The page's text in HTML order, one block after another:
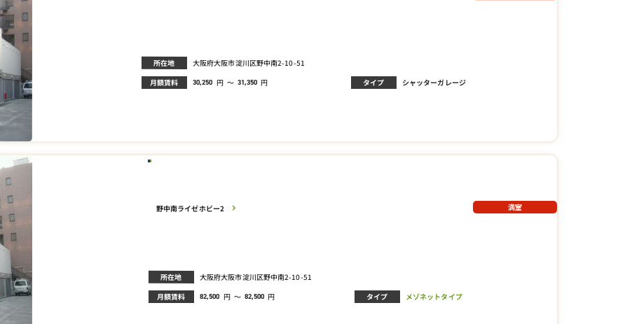
所在地 大阪府大阪市淀川区野中南2-10-51
月額賃料 30,250 円 ～ 31,350 円 タイプ シャッターガレージ
野中南ライゼホビー2 満室
所在地 大阪府大阪市淀川区野中南2-10-51
月額賃料 82,500 円 ～ 82,500 円 タイプ メゾネットタイプ